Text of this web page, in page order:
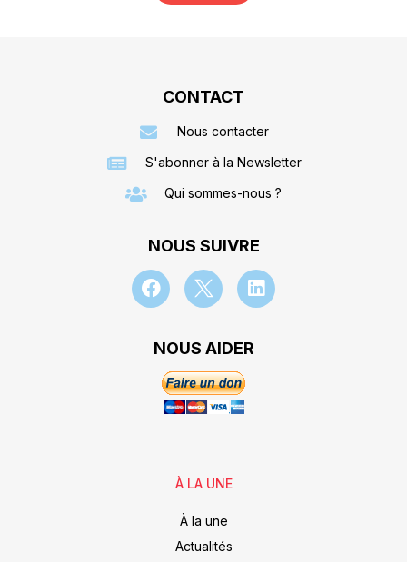
CONTACT
Nous contacter
S'abonner à la Newsletter
Qui sommes-nous ?
NOUS SUIVRE
NOUS AIDER
À LA UNE
À la une
Actualités